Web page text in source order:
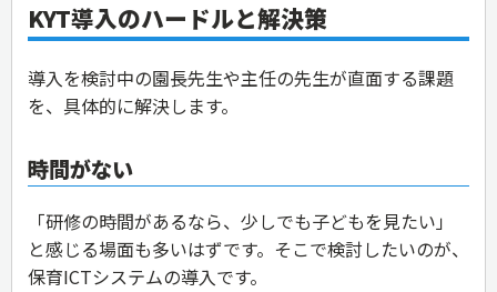
KYT導入のハードルと解決策
導入を検討中の園長先生や主任の先生が直面する課題
を、具体的に解決します。
時間がない
「研修の時間があるなら、少しでも子どもを見たい」
と感じる場面も多いはずです。そこで検討したいのが、
保育ICTシステムの導入です。